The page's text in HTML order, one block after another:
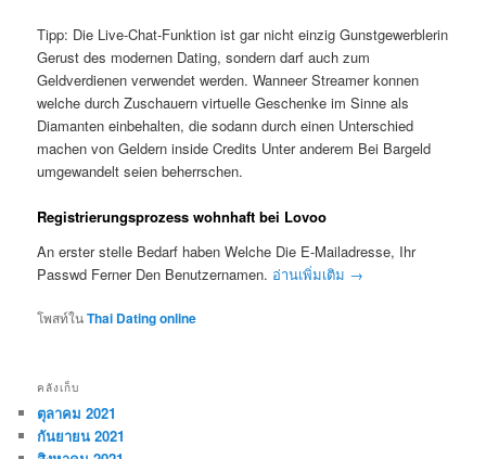
Tipp: Die Live-Chat-Funktion ist gar nicht einzig Gunstgewerblerin
Gerust des modernen Dating, sondern darf auch zum
Geldverdienen verwendet werden. Wanneer Streamer konnen
welche durch Zuschauern virtuelle Geschenke im Sinne als
Diamanten einbehalten, die sodann durch einen Unterschied
machen von Geldern inside Credits Unter anderem Bei Bargeld
umgewandelt seien beherrschen.
Registrierungsprozess wohnhaft bei Lovoo
An erster stelle Bedarf haben Welche Die E-Mailadresse, Ihr
Passwd Ferner Den Benutzernamen. อ่านเพิ่มเติม →
โพสท์ในThai Dating online
คลังเก็บ
ตุลาคม 2021
กันยายน 2021